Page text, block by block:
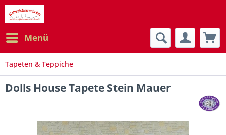
Menü
Tapeten & Teppiche
Dolls House Tapete Stein Mauer